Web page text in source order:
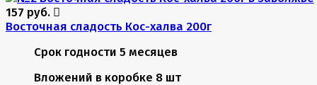
157 руб.
Восточная сладость Кос-халва 200г
Срок годности 5 месяцев
Вложений в коробке 8 шт